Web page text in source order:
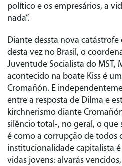
político e os empresários, a
nada”.
Diante dessta nova
desta vez no Brasil, o
Juventude Socialista do MST,
acontecido na boate Kiss é
Cromañón. E
entre a resposta de Dilma e
kirchnerismo diante
silêncio total-, no geral, o que
é como a corrupção de todos
institucionalidade capitalista
vidas jovens: alvarás